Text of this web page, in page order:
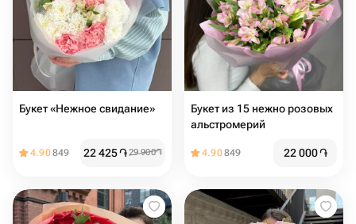
Букет «Нежное свидание»
4.90849 22 425֏29 900֏
Букет из 15 нежно розовых
альстромерий
4.90849 22 000֏